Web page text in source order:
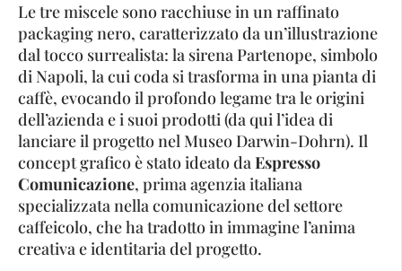
Le tre miscele sono racchiuse in un raffinato
packaging nero, caratterizzato da un’illustrazione
dal tocco surrealista: la sirena Partenope, simbolo
di Napoli, la cui coda si trasforma in una pianta di
caffè, evocando il profondo legame tra le origini
dell’azienda e i suoi prodotti (da qui l’idea di
lanciare il progetto nel Museo Darwin-Dohrn). Il
concept grafico è stato ideato daEspresso
Comunicazione, prima agenzia italiana
specializzata nella comunicazione del settore
caffeicolo, che ha tradotto in immagine l’anima
creativa e identitaria del progetto.